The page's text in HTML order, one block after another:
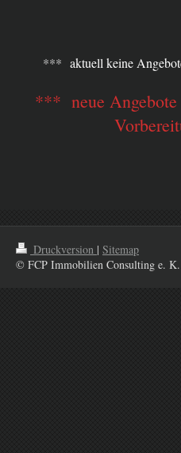
*** aktuell keine
*** neue Angebote
Druckversion | Sitemap
© FCP Immobilien Consulting e. K.